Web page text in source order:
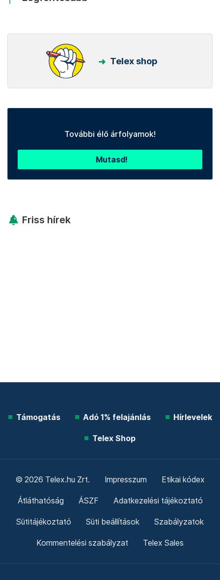
Telex shop
További élő árfolyamok!
Mutasd!
Friss hírek
Támogatás Adó 1% felajánlás Hírlevelek
Telex Shop
© 2026 Telex.hu Zrt. Impresszum Etikai kódex
Átláthatóság ÁSZF Adatkezelési tájékoztató
Sütitájékoztató Süti beállítások Szabályzatok
Kommentelési szabályzat Telex Sales